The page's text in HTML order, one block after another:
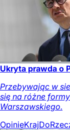
Ukryta prawda o
Przebywając w
się na różne
Warszawskiego.
OpinieKraj